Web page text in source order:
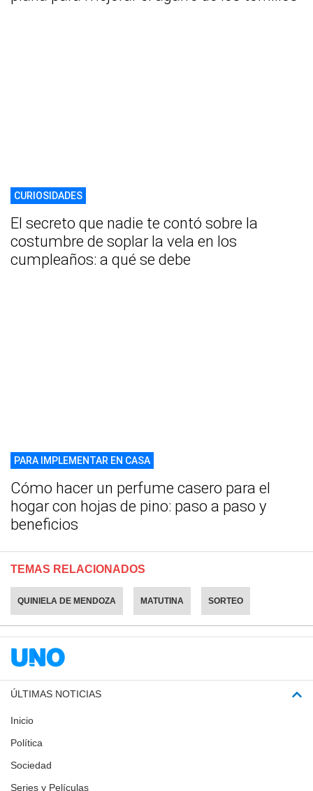
CURIOSIDADES
El secreto que nadie te contó sobre la
costumbre de soplar la vela en los
cumpleaños: a qué se debe
PARA IMPLEMENTAR EN CASA
Cómo hacer un perfume casero para el
hogar con hojas de pino: paso a paso y
beneficios
TEMAS RELACIONADOS
QUINIELA DE MENDOZA MATUTINA SORTEO
ÚLTIMAS NOTICIAS
Inicio
Política
Sociedad
Series y Películas